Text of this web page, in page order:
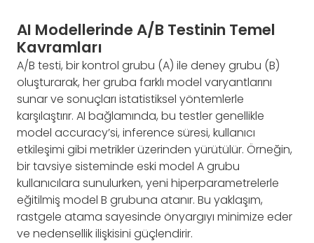
AI Modellerinde A/B Testinin Temel
Kavramları
A/B testi, bir kontrol grubu (A) ile deney grubu (B)
oluşturarak, her gruba farklı model varyantlarını
sunar ve sonuçları istatistiksel yöntemlerle
karşılaştırır. AI bağlamında, bu testler genellikle
model accuracy’si, inference süresi, kullanıcı
etkileşimi gibi metrikler üzerinden yürütülür. Örneğin,
bir tavsiye sisteminde eski model A grubu
kullanıcılara sunulurken, yeni hiperparametrelerle
eğitilmiş model B grubuna atanır. Bu yaklaşım,
rastgele atama sayesinde önyargıyı minimize eder
ve nedensellik ilişkisini güçlendirir.